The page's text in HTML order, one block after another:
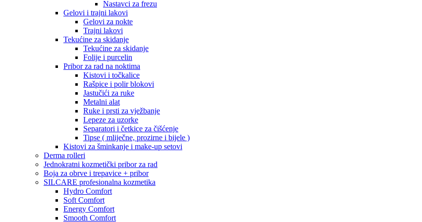
Nastavci za frezu
Gelovi i trajni lakovi
Gelovi za nokte
Trajni lakovi
Tekućine za skidanje
Tekućine za skidanje
Folije i purcelin
Pribor za rad na noktima
Kistovi i točkalice
Rašpice i polir blokovi
Jastučići za ruke
Metalni alat
Ruke i prsti za vježbanje
Lepeze za uzorke
Separatori i četkice za čišćenje
Tipse ( mliječne, prozirne i bijele )
Kistovi za šminkanje i make-up setovi
Derma rolleri
Jednokratni kozmetički pribor za rad
Boja za obrve i trepavice + pribor
SILCARE profesionalna kozmetika
Hydro Comfort
Soft Comfort
Energy Comfort
Smooth Comfort